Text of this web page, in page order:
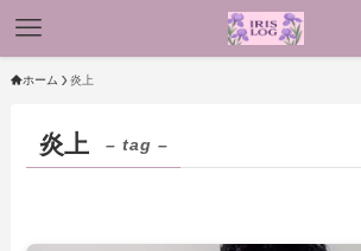
ホーム 炎上
炎上 – tag –